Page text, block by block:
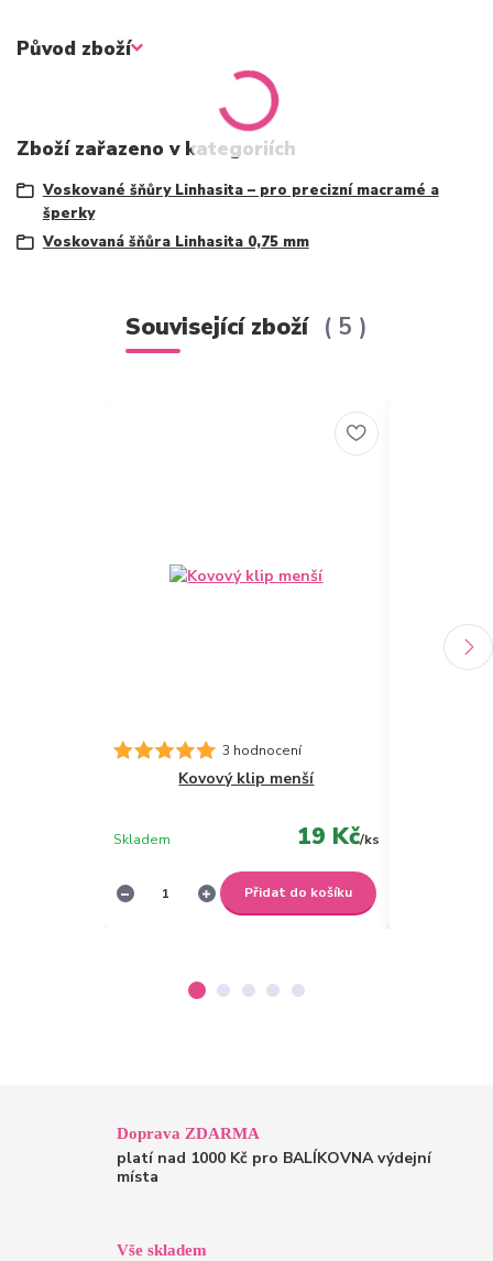
Původ zboží
Zboží zařazeno v kategoriích
Voskované šňůry Linhasita – pro precizní macramé a
šperky
Voskovaná šňůra Linhasita 0,75 mm
Související zboží 5
3 hodnocení
Kovový klip menší
19 Kč/ks
Skladem
Přidat do košíku
Doprava ZDARMA
platí nad 1000 Kč pro BALÍKOVNA výdejní
místa
Vše skladem